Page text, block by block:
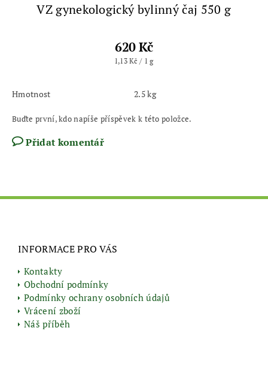
VZ gynekologický bylinný čaj 550 g
620 Kč
1,13 Kč / 1 g
Hmotnost 2.5 kg
Buďte první, kdo napíše příspěvek k této položce.
Přidat komentář
INFORMACE PRO VÁS
Kontakty
Obchodní podmínky
Podmínky ochrany osobních údajů
Vrácení zboží
Náš příběh